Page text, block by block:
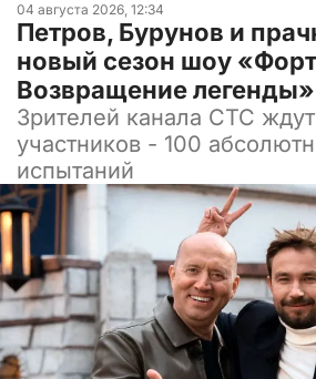
04 августа 2026, 12:34
Петров, Бурунов и
новый сезон шоу
Возвращение легенды»
Зрителей канала СТС
участников - 100
испытаний